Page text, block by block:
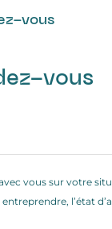
vous
vous
vous sur votre
l’état